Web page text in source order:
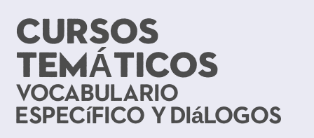
CURSOS
TEMÁTICOS
Vocabulario
específico y diálogos